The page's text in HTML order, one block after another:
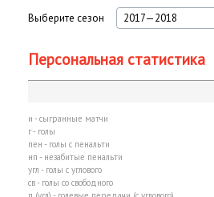
Выберите сезон 2017—2018
Персональная статистика
и - сыгранные матчи
г - голы
пен - голы с пенальти
нп - незабитые пенальти
угл - голы с углового
св - голы со свободного